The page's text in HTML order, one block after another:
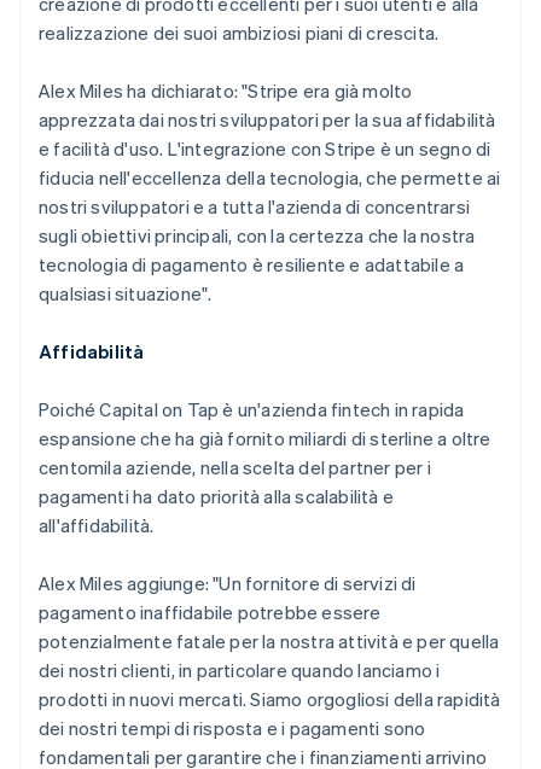
realizzazione dei suoi ambiziosi piani di crescita.
Alex Miles ha dichiarato: "Stripe era già molto
apprezzata dai nostri sviluppatori per la sua affidabilità
e facilità d'uso. L'integrazione con Stripe è un segno di
fiducia nell'eccellenza della tecnologia, che permette ai
nostri sviluppatori e a tutta l'azienda di concentrarsi
sugli obiettivi principali, con la certezza che la nostra
tecnologia di pagamento è resiliente e adattabile a
qualsiasi situazione".
Affidabilità
Poiché Capital on Tap è un'azienda fintech in rapida
espansione che ha già fornito miliardi di sterline a oltre
centomila aziende, nella scelta del partner per i
pagamenti ha dato priorità alla scalabilità e
all'affidabilità.
Alex Miles aggiunge: "Un fornitore di servizi di
pagamento inaffidabile potrebbe essere
potenzialmente fatale per la nostra attività e per quella
dei nostri clienti, in particolare quando lanciamo i
prodotti in nuovi mercati. Siamo orgogliosi della rapidità
dei nostri tempi di risposta e i pagamenti sono
fondamentali per garantire che i finanziamenti arrivino
Australia
English
Austria
Deutsch English
Belgio
Brasile
PortuguêsEnglish
Bulgaria
English
Canada
English Français
Cina continentale
简体中文English